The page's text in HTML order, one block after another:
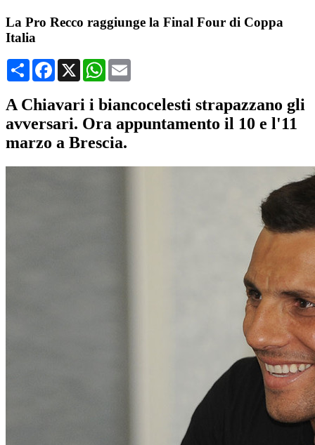
La Pro Recco raggiunge la Final Four di Coppa
Italia
CondividiFacebook
X WhatsApp
A Chiavari i biancocelesti strapazzano gli
avversari. Ora appuntamento il 10 e l'11
marzo a Brescia.